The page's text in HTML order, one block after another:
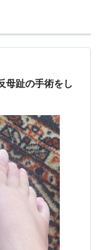
母趾の手術をし